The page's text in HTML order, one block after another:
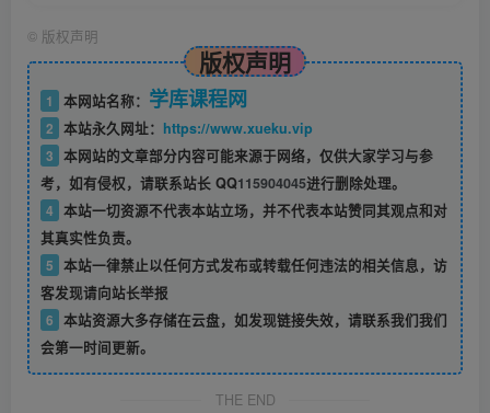
© 版权声明
版权声明
1 本网站名称： 学库课程网
2 本站永久网址： https://www.xueku.vip
3 本网站的文章部分内容可能来源于网络，仅供大家学习与参
考，如有侵权，请联系站长 QQ115904045进行删除处理。
4 本站一切资源不代表本站立场，并不代表本站赞同其观点和对
其真实性负责。
5 本站一律禁止以任何方式发布或转载任何违法的相关信息，访
客发现请向站长举报
6 本站资源大多存储在云盘，如发现链接失效，请联系我们我们
会第一时间更新。
THE END